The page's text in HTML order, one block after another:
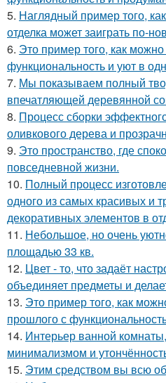
5. Наглядный пример того,
отделка может заиграть по-
6. Это пример того, как можно
функциональность и уют в
7. Мы показываем полный
впечатляющей деревянной
8. Процесс сборки
оливкового дерева и
9. Это пространство, где
повседневной жизни.
10. Полный процесс
одного из самых красивых и
декоративных элементов в
11. Небольшое, но очень
площадью 33 кв.
12. Цвет - то, что задаёт
объединяет предметы и
13. Это пример того, как
прошлого с
14. Интерьер ванной
минимализмом и
15. Этим средством вы всю